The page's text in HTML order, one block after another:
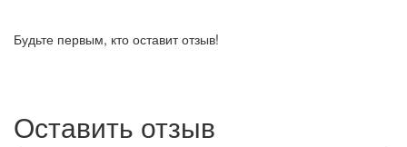
Будьте первым, кто оставит отзыв!
Оставить отзыв